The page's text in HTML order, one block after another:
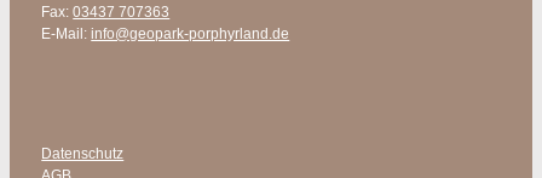
Fax:03437 707363
E-Mail:info@geopark-porphyrland.de
Datenschutz